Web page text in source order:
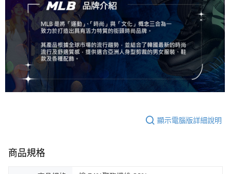
顯示電腦版詳細說明
商品規格